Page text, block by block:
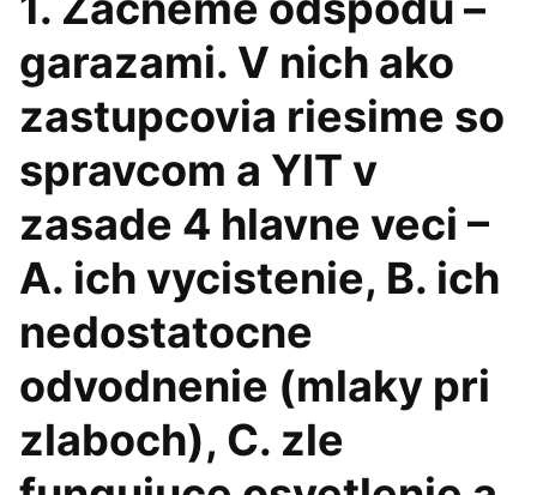
garazami. V nich ako
zastupcovia riesime so
spravcom a YIT v
zasade 4 hlavne veci –
A. ich vycistenie, B. ich
nedostatocne
odvodnenie (mlaky pri
zlaboch), C. zle